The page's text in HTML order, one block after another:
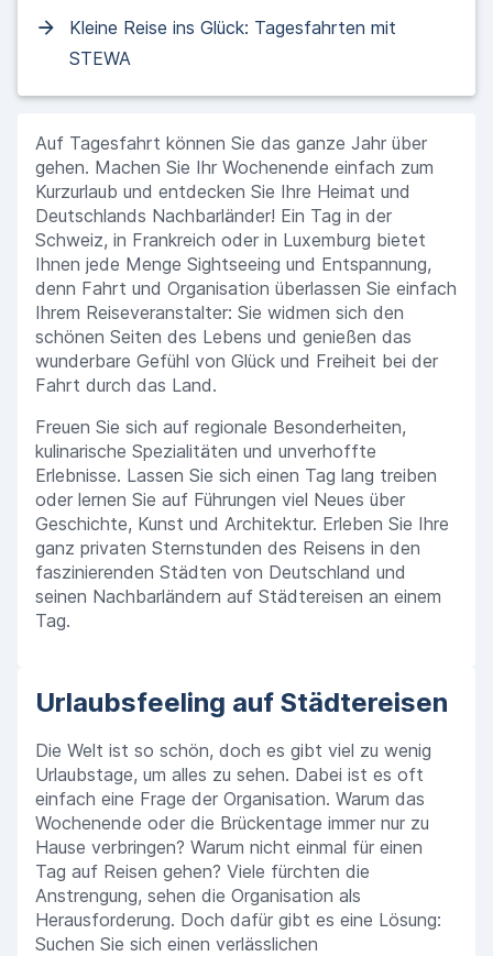
Kleine Reise ins Glück: Tagesfahrten mit
STEWA
Auf Tagesfahrt können Sie das ganze Jahr über
gehen. Machen Sie Ihr Wochenende einfach zum
Kurzurlaub und entdecken Sie Ihre Heimat und
Deutschlands Nachbarländer! Ein Tag in der
Schweiz, in Frankreich oder in Luxemburg bietet
Ihnen jede Menge Sightseeing und Entspannung,
denn Fahrt und Organisation überlassen Sie einfach
Ihrem Reiseveranstalter: Sie widmen sich den
schönen Seiten des Lebens und genießen das
wunderbare Gefühl von Glück und Freiheit bei der
Fahrt durch das Land.
Freuen Sie sich auf regionale Besonderheiten,
kulinarische Spezialitäten und unverhoffte
Erlebnisse. Lassen Sie sich einen Tag lang treiben
oder lernen Sie auf Führungen viel Neues über
Geschichte, Kunst und Architektur. Erleben Sie Ihre
ganz privaten Sternstunden des Reisens in den
faszinierenden Städten von Deutschland und
seinen Nachbarländern auf Städtereisen an einem
Tag.
Urlaubsfeeling auf Städtereisen
Die Welt ist so schön, doch es gibt viel zu wenig
Urlaubstage, um alles zu sehen. Dabei ist es oft
einfach eine Frage der Organisation. Warum das
Wochenende oder die Brückentage immer nur zu
Hause verbringen? Warum nicht einmal für einen
Tag auf Reisen gehen? Viele fürchten die
Anstrengung, sehen die Organisation als
Herausforderung. Doch dafür gibt es eine Lösung:
Suchen Sie sich einen verlässlichen